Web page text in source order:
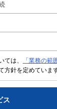
ては、
「業務の
方針を定めています
ス